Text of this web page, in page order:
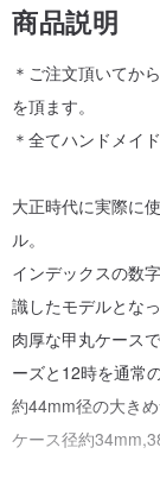
商品説明
＊ご注文頂いてか
を頂ます。
＊全てハンドメイ
大正時代に実際に
ル。
インデックスの数
識したモデルとなっ
肉厚な甲丸ケース
ーズと12時を通常
約44mm径の大き
ケース径約